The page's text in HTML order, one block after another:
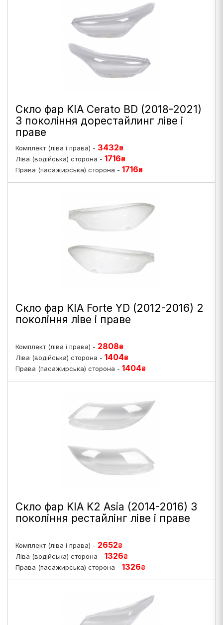
Скло фар KIA Cerato BD (2018-2021)
3 покоління дорестайлинг ліве і
праве
Комплект (ліва і права) - 3432₴
Ліва (водійська) сторона - 1716₴
Права (пасажирська) сторона - 1716₴
Скло фар KIA Forte YD (2012-2016) 2
покоління ліве і праве
Комплект (ліва і права) - 2808₴
Ліва (водійська) сторона - 1404₴
Права (пасажирська) сторона - 1404₴
Скло фар KIA K2 Asia (2014-2016) 3
покоління рестайлінг ліве і праве
Комплект (ліва і права) - 2652₴
Ліва (водійська) сторона - 1326₴
Права (пасажирська) сторона - 1326₴